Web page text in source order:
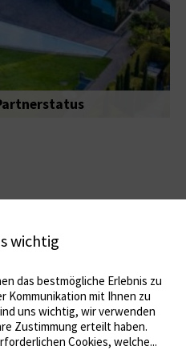
wichtig
das bestmögliche Erlebnis zu
Kommunikation mit Ihnen zu
uns wichtig, wir verwenden
Zustimmung erteilt haben.
Cookies, welche...